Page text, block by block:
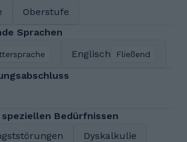
Oberstufe
Sprachen
Englisch Fließend
Bedürfnissen
Dyskalkulie